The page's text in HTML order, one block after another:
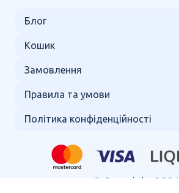
Блог
Кошик
Замовлення
Правила та умови
Політика конфіденційності
© Copyright 2024.